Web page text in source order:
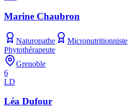
Marine Chaubron
Naturopathe Micronutritionniste
Phytothérapeute
Grenoble
6
LD
Léa Dufour